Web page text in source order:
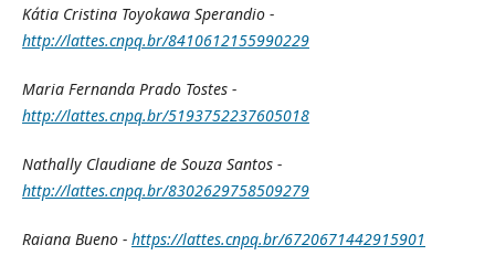
Kátia Cristina Toyokawa Sperandio -
http://lattes.cnpq.br/8410612155990229
Maria Fernanda Prado Tostes -
http://lattes.cnpq.br/5193752237605018
Nathally Claudiane de Souza Santos -
http://lattes.cnpq.br/8302629758509279
Raiana Bueno - https://lattes.cnpq.br/6720671442915901